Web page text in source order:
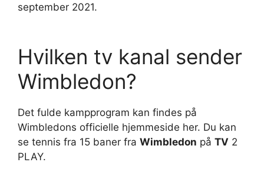
september 2021.
Hvilken tv kanal sender
Wimbledon?
Det fulde kampprogram kan findes på
Wimbledons officielle hjemmeside her. Du kan
se tennis fra 15 baner fra Wimbledon på TV 2
PLAY.